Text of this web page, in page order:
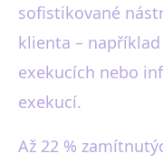
sofistikované
klienta –
exekucích nebo
exekucí.
Až 22 %